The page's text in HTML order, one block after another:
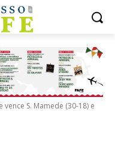
S. Mamede (30-18) e